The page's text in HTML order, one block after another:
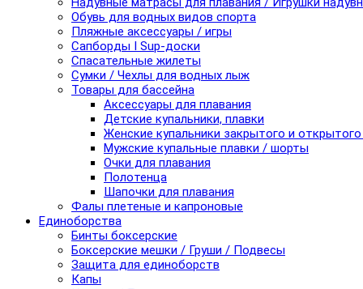
Обувь для водных видов спорта
Пляжные аксессуары / игры
Сапборды I Sup-доски
Спасательные жилеты
Сумки / Чехлы для водных лыж
Товары для бассейна
Аксессуары для плавания
Детские купальники, плавки
Женские купальники закрытого и
Мужские купальные плавки / шорты
Очки для плавания
Полотенца
Шапочки для плавания
Фалы плетеные и капроновые
Единоборства
Бинты боксерские
Боксерские мешки / Груши / Подвесы
Защита для единоборств
Капы